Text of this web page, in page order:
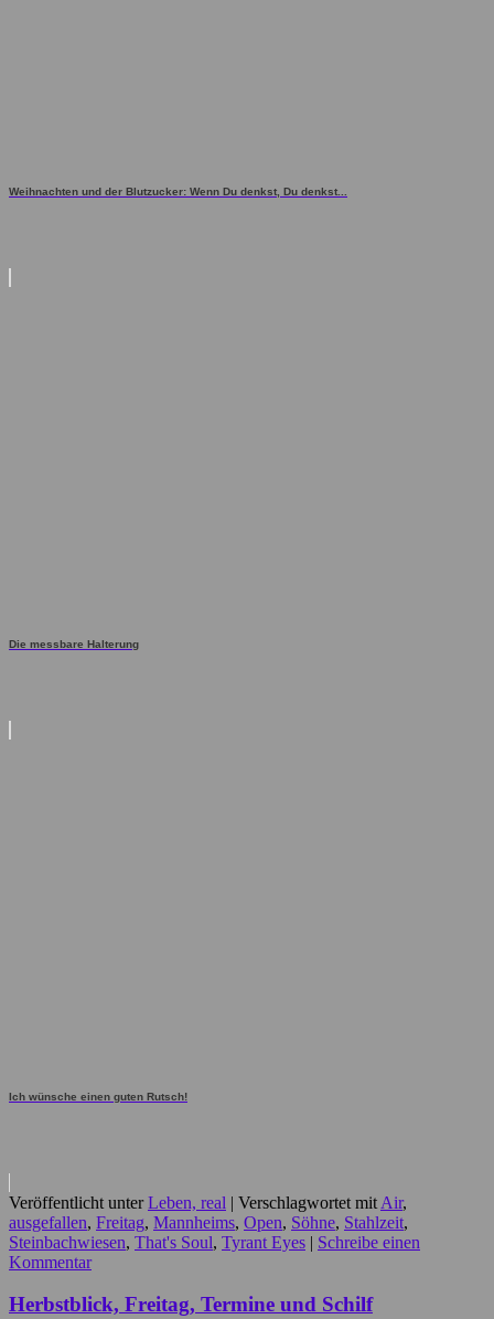
Weihnachten und der Blutzucker: Wenn Du denkst, Du denkst...
Die messbare Halterung
Ich wünsche einen guten Rutsch!
Veröffentlicht unter Leben, real | Verschlagwortet mit Air,
ausgefallen, Freitag, Mannheims, Open, Söhne, Stahlzeit,
Steinbachwiesen, That's Soul, Tyrant Eyes | Schreibe einen
Kommentar
Herbstblick, Freitag, Termine und Schilf